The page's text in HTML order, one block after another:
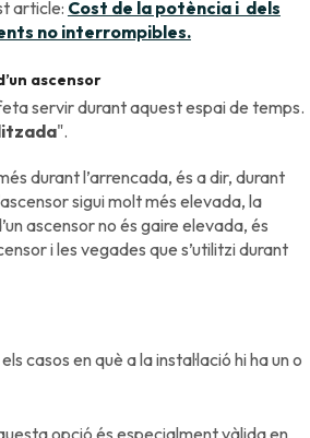
article: Cost de la potència i dels
no interrompibles.
ascensor
servir durant aquest espai de temps.
".
durant l’arrencada, és a dir, durant
sigui molt més elevada, la
ascensor no és gaire elevada, és
i les vegades que s’utilitzi durant
casos en què a la instal·lació hi ha un o
opció és especialment vàlida en